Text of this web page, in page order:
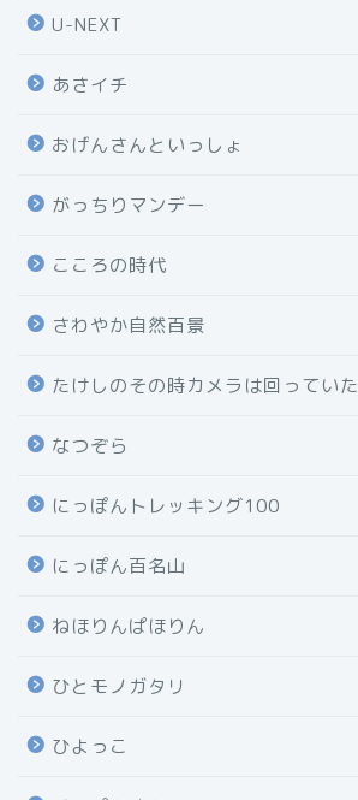
U-NEXT
あさイチ
おげんさんといっしょ
がっちりマンデー
こころの時代
さわやか自然百景
たけしのその時カメラは回っていた
なつぞら
にっぽんトレッキング100
にっぽん百名山
ねほりんぱほりん
ひとモノガタリ
ひよっこ